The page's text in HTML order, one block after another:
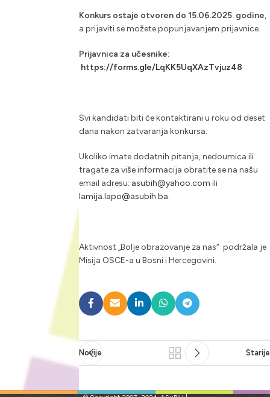
Konkurs ostaje otvoren do 15.06.2025. godine,
a prijaviti se možete popunjavanjem prijavnice.
Prijavnica za učesnike:
https://forms.gle/LqKK5UqXAzTvjuz48
Svi kandidati biti će kontaktirani u roku od deset
dana nakon zatvaranja konkursa.
Ukoliko imate dodatnih pitanja, nedoumica ili
tragate za više informacija obratite se na našu
email adresu: asubih@yahoo.com ili
lamija.lapo@asubih.ba.
Aktivnost „Bolje obrazovanje za nas“ podržala je
Misija OSCE-a u Bosni i Hercegovini.
Novije Starije